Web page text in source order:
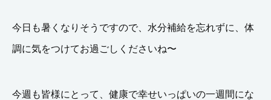
今日も暑くなりそうですので、水分補給を忘れずに、体
調に気をつけてお過ごしくださいね〜
今週も皆様にとって、健康で幸せいっぱいの一週間にな